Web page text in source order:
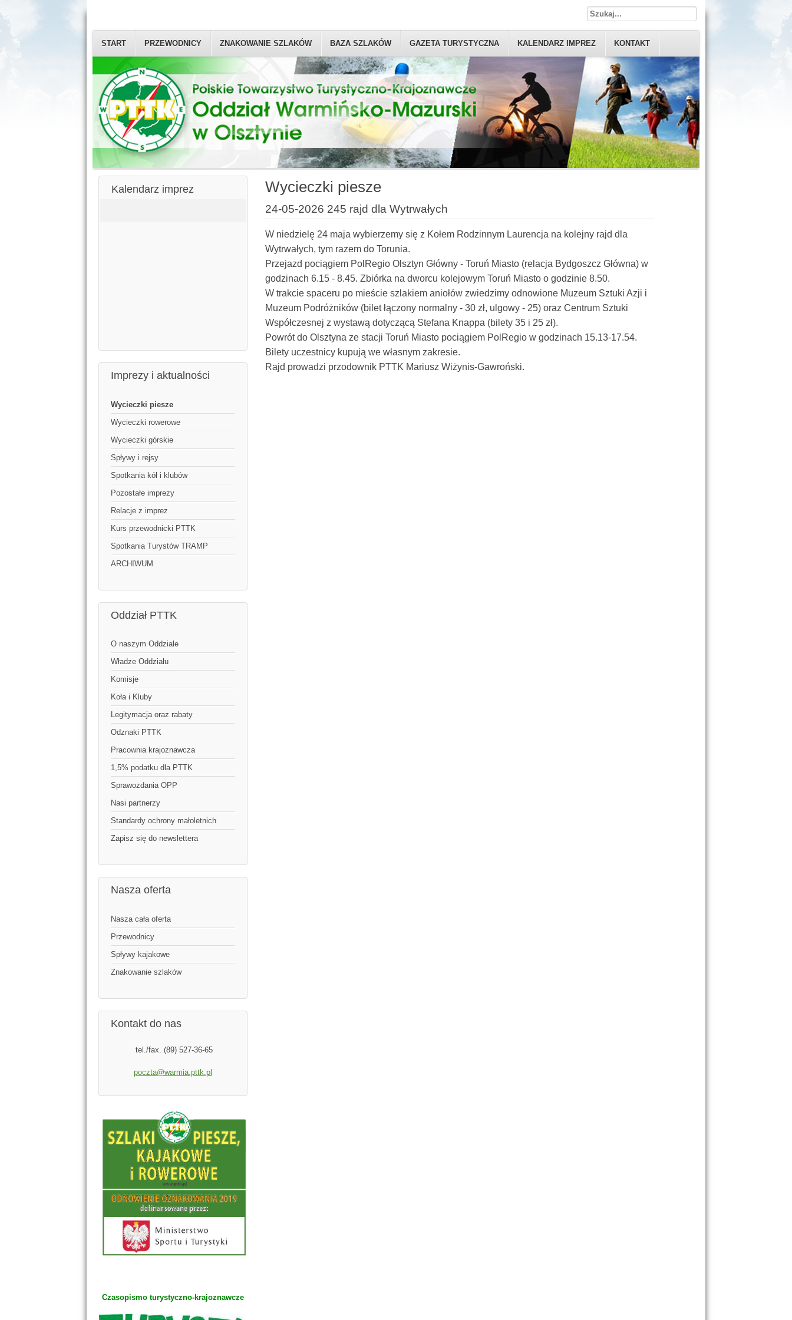
START PRZEWODNICY ZNAKOWANIE SZLAKÓW BAZA SZLAKÓW GAZETA TURYSTYCZNA KALENDARZ IMPREZ KONTAKT
Kalendarz imprez
Imprezy i aktualności
Wycieczki piesze
Wycieczki rowerowe
Wycieczki górskie
Spływy i rejsy
Spotkania kół i klubów
Pozostałe imprezy
Relacje z imprez
Kurs przewodnicki PTTK
Spotkania Turystów TRAMP
ARCHIWUM
Oddział PTTK
O naszym Oddziale
Władze Oddziału
Komisje
Koła i Kluby
Legitymacja oraz rabaty
Odznaki PTTK
Pracownia krajoznawcza
1,5% podatku dla PTTK
Sprawozdania OPP
Nasi partnerzy
Standardy ochrony małoletnich
Zapisz się do newslettera
Nasza oferta
Nasza cała oferta
Przewodnicy
Spływy kajakowe
Znakowanie szlaków
Kontakt do nas
tel./fax. (89) 527-36-65
poczta@warmia.pttk.pl
Czasopismo turystyczno-krajoznawcze
Wycieczki piesze
24-05-2026 245 rajd dla Wytrwałych
W niedzielę 24 maja wybierzemy się z Kołem Rodzinnym Laurencja na kolejny rajd dla
Wytrwałych, tym razem do Torunia.
Przejazd pociągiem PolRegio Olsztyn Główny - Toruń Miasto (relacja Bydgoszcz Główna) w
godzinach 6.15 - 8.45. Zbiórka na dworcu kolejowym Toruń Miasto o godzinie 8.50.
W trakcie spaceru po mieście szlakiem aniołów zwiedzimy odnowione Muzeum Sztuki Azji i
Muzeum Podróżników (bilet łączony normalny - 30 zł, ulgowy - 25) oraz Centrum Sztuki
Współczesnej z wystawą dotyczącą Stefana Knappa (bilety 35 i 25 zł).
Powrót do Olsztyna ze stacji Toruń Miasto pociągiem PolRegio w godzinach 15.13-17.54.
Bilety uczestnicy kupują we własnym zakresie.
Rajd prowadzi przodownik PTTK Mariusz Wiżynis-Gawroński.